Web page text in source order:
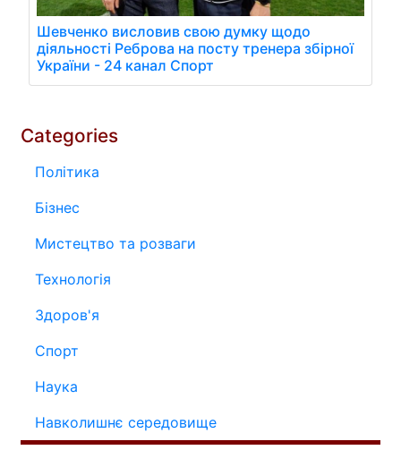
Шевченко висловив свою думку щодо
діяльності Реброва на посту тренера збірної
України - 24 канал Спорт
Categories
Політика
Бізнес
Мистецтво та розваги
Технологія
Здоров'я
Спорт
Наука
Навколишнє середовище